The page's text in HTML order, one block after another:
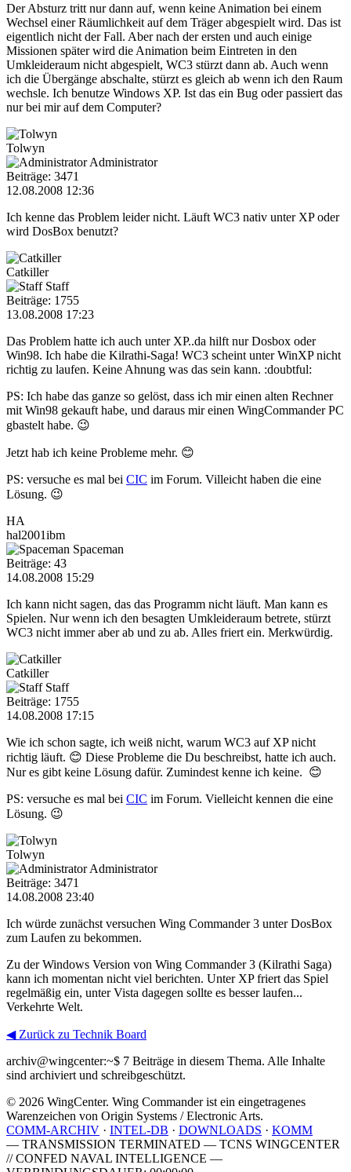
Der Absturz tritt nur dann auf, wenn keine Animation bei einem
Wechsel einer Räumlichkeit auf dem Träger abgespielt wird. Das ist
eigentlich nicht der Fall. Aber nach der ersten und auch einige
Missionen später wird die Animation beim Eintreten in den
Umkleideraum nicht abgespielt, WC3 stürzt dann ab. Auch wenn
ich die Übergänge abschalte, stürzt es gleich ab wenn ich den Raum
wechsle. Ich benutze Windows XP. Ist das ein Bug oder passiert das
nur bei mir auf dem Computer?
Tolwyn
Administrator
Beiträge: 3471
12.08.2008 12:36
Ich kenne das Problem leider nicht. Läuft WC3 nativ unter XP oder
wird DosBox benutzt?
Catkiller
Staff
Beiträge: 1755
13.08.2008 17:23
Das Problem hatte ich auch unter XP..da hilft nur Dosbox oder
Win98. Ich habe die Kilrathi-Saga! WC3 scheint unter WinXP nicht
richtig zu laufen. Keine Ahnung was das sein kann. :doubtful:
PS: Ich habe das ganze so gelöst, dass ich mir einen alten Rechner
mit Win98 gekauft habe, und daraus mir einen WingCommander PC
gbastelt habe. 😉
Jetzt hab ich keine Probleme mehr. 😊
PS: versuche es mal bei CIC im Forum. Villeicht haben die eine
Lösung. 😉
HA
hal2001ibm
Spaceman
Beiträge: 43
14.08.2008 15:29
Ich kann nicht sagen, das das Programm nicht läuft. Man kann es
Spielen. Nur wenn ich den besagten Umkleideraum betrete, stürzt
WC3 nicht immer aber ab und zu ab. Alles friert ein. Merkwürdig.
Catkiller
Staff
Beiträge: 1755
14.08.2008 17:15
Wie ich schon sagte, ich weiß nicht, warum WC3 auf XP nicht
richtig läuft. 😊 Diese Probleme die Du beschreibst, hatte ich auch.
Nur es gibt keine Lösung dafür. Zumindest kenne ich keine. 😊
PS: versuche es mal bei CIC im Forum. Vielleicht kennen die eine
Lösung. 😉
Tolwyn
Administrator
Beiträge: 3471
14.08.2008 23:40
Ich würde zunächst versuchen Wing Commander 3 unter DosBox
zum Laufen zu bekommen.
Zu der Windows Version von Wing Commander 3 (Kilrathi Saga)
kann ich momentan nicht viel berichten. Unter XP friert das Spiel
regelmäßig ein, unter Vista dagegen sollte es besser laufen...
Verkehrte Welt.
◀ Zurück zu Technik Board
archiv@wingcenter:~$ 7 Beiträge in diesem Thema. Alle Inhalte
sind archiviert und schreibgeschützt.
© 2026 WingCenter. Wing Commander ist ein eingetragenes
Warenzeichen von Origin Systems / Electronic Arts.
COMM-ARCHIV · INTEL-DB · DOWNLOADS · KOMM
— TRANSMISSION TERMINATED — TCNS WINGCENTER
// CONFED NAVAL INTELLIGENCE —